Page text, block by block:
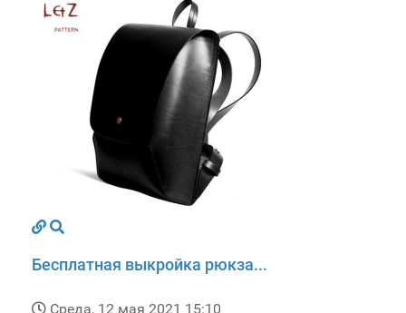
Бесплатная выкройка рюкза...
Среда, 12 мая 2021 15:10